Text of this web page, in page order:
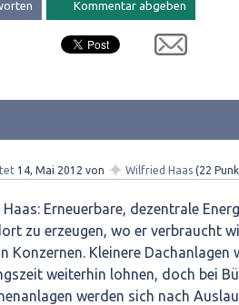
14, Mai 2012 von ✦ Wilfried Haas (22
Erneuerbare, dezentrale
zu erzeugen, wo er verbraucht
Konzernen. Kleinere Dachanlagen
weiterhin lohnen, doch bei
werden sich nach